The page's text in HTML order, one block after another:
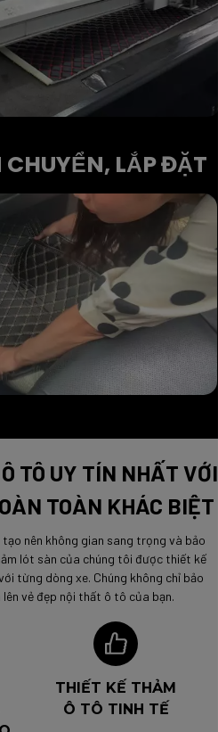
LẮP ĐẶT
TÔ UY TÍN NHẤT VỚI
TOÀN KHÁC BIỆT
nên không gian sang trọng và bảo
lót sàn của chúng tôi được thiết kế
từng dòng xe. Chúng không chỉ bảo
vẻ đẹp nội thất ô tô của bạn.
THIẾT KẾ THẢM
Ô TÔ TINH TẾ